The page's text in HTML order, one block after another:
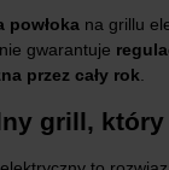
powłoka na grillu
gwarantuje
przez cały rok
grill,